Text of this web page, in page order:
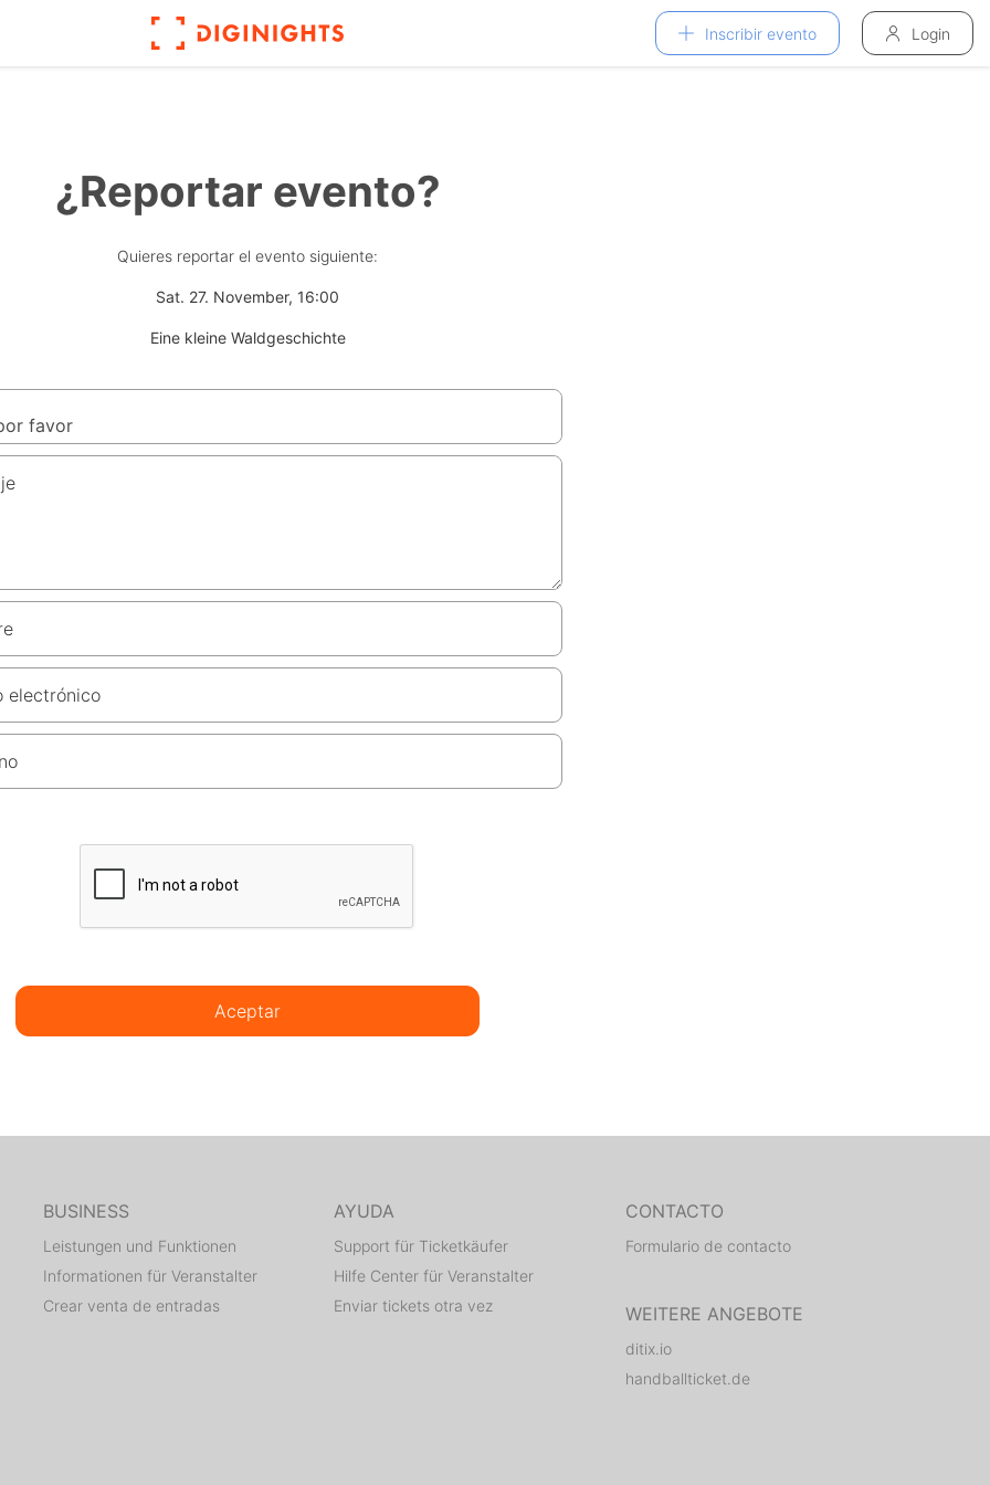
Inscribir evento Login
¿Reportar evento?
Quieres reportar el evento siguiente:
Sat. 27. November, 16:00
Eine kleine Waldgeschichte
electrónico
Aceptar
BUSINESS
Leistungen und Funktionen
Informationen für Veranstalter
Crear venta de entradas
AYUDA
Support für Ticketkäufer
Hilfe Center für Veranstalter
Enviar tickets otra vez
CONTACTO
Formulario de contacto
WEITERE ANGEBOTE
ditix.io
handballticket.de